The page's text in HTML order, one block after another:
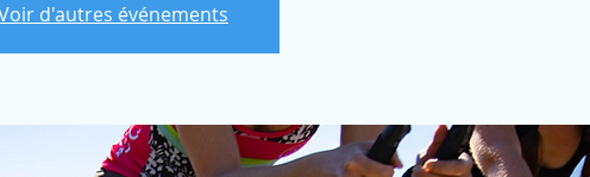
d'autres événements